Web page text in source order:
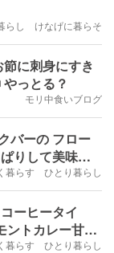
らし けなげに暮らそ
に刺身にすき
っとる？
モリ中食いブログ
バーの フロー
りして美味し
ど。。。。。
暮らす ひとり暮らし
ーヒータイ
ントカレー甘
暮らす ひとり暮らし